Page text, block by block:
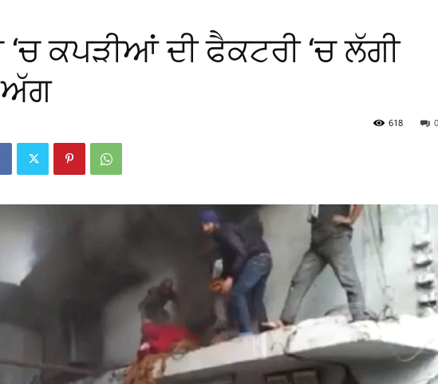
ਕਪੜੀਆਂ ਦੀ ਫੈਕਟਰੀ ‘ਚ ਲੱਗੀ
0
618